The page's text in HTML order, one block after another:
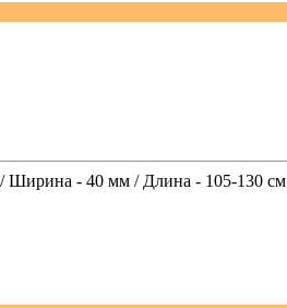
Ширина - 40 мм / Длина - 105-130 см